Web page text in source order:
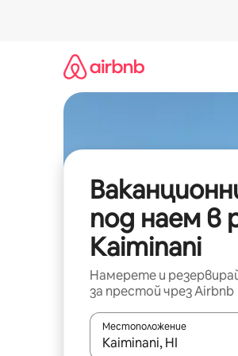
под наем в
Kaiminani
Намерете и
за престой чрез Airbnb
Местоположение
Когато резултатите